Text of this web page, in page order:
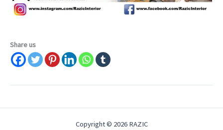
Share us
Copyright © 2026 RAZIC